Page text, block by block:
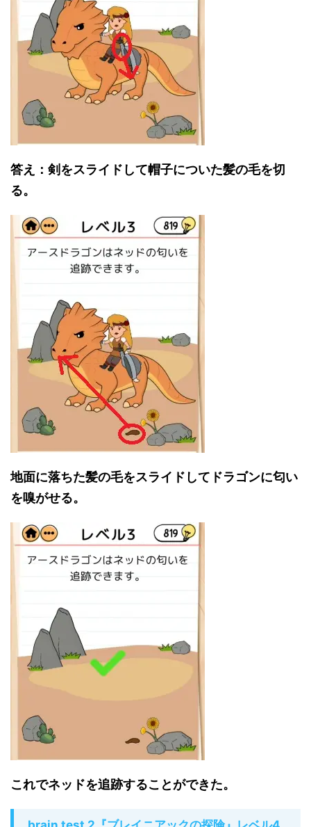
答え：剣をスライドして帽子についた髪の毛を切
る。
地面に落ちた髪の毛をスライドしてドラゴンに匂い
を嗅がせる。
これでネッドを追跡することができた。